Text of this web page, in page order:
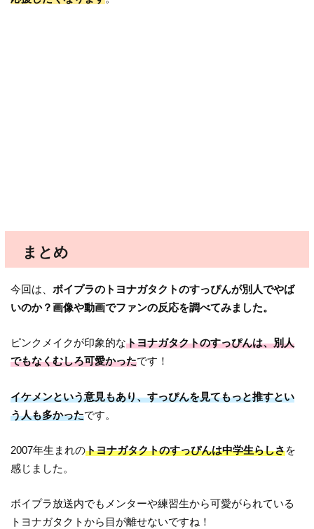
まとめ
今回は、ボイプラのトヨナガタクトのすっぴんが別人でやば
いのか？画像や動画でファンの反応を調べてみました。
ピンクメイクが印象的なトヨナガタクトのすっぴんは、別人
でもなくむしろ可愛かったです！
イケメンという意見もあり、すっぴんを見てもっと推すとい
う人も多かったです。
2007年生まれのトヨナガタクトのすっぴんは中学生らしさを
感じました。
ボイプラ放送内でもメンターや練習生から可愛がられている
トヨナガタクトから目が離せないですね！